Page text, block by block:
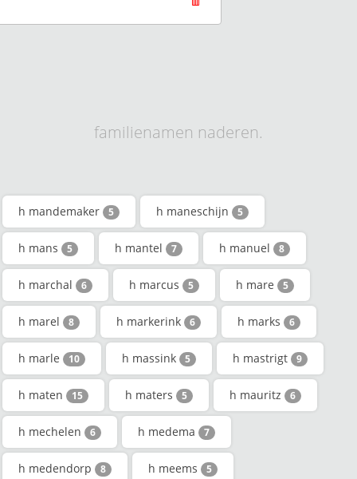
familienamen naderen.
h mandemaker 5 h maneschijn 5
h mans 5 h mantel 7 h manuel 8
h marchal 6 h marcus 5 h mare 5
h marel 8 h markerink 6 h marks 6
h marle 10 h massink 5 h mastrigt 9
h maten 15 h maters 5 h mauritz 6
h mechelen 6 h medema 7
h medendorp 8 h meems 5